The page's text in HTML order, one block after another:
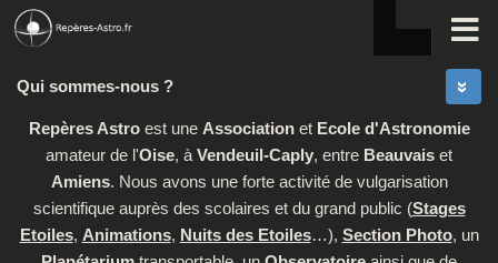
Skip to content
Qui sommes-nous ?
Repères Astroest une Associationet Ecole d'Astronomie
amateur de l'Oise, à Vendeuil-Caply, entre Beauvais et
Amiens. Nous avons une forte activité de vulgarisation
scientifique auprès des scolaires et du grand public (Stages
Etoiles, Animations, Nuits des Etoiles…), Section Photo, un